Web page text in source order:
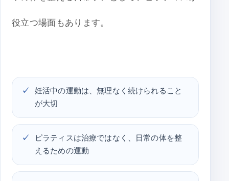
役立つ場面もあります。
妊活中の運動は、無理なく続けられること
が大切
ピラティスは治療ではなく、日常の体を整
えるための運動